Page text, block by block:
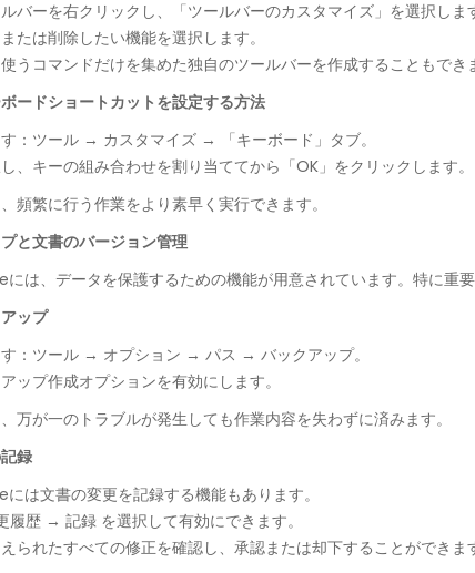
バーを右クリックし、「ツールバーのカスタマイズ」を選択しま
たは削除したい機能を選択します。
うコマンドだけを集めた独自のツールバーを作成することもでき
ードショートカットを設定する方法
：ツール → カスタマイズ → 「キーボード」タブ。
、キーの組み合わせを割り当ててから「OK」をクリックします。
頻繁に行う作業をより素早く実行できます。
と文書のバージョン管理
は、データを保護するための機能が用意されています。特に重
ップ
：ツール → オプション → パス → バックアップ。
ップ作成オプションを有効にします。
万が一のトラブルが発生しても作業内容を失わずに済みます。
録
は文書の変更を記録する機能もあります。
歴 → 記録 を選択して有効にできます。
られたすべての修正を確認し、承認または却下することができま